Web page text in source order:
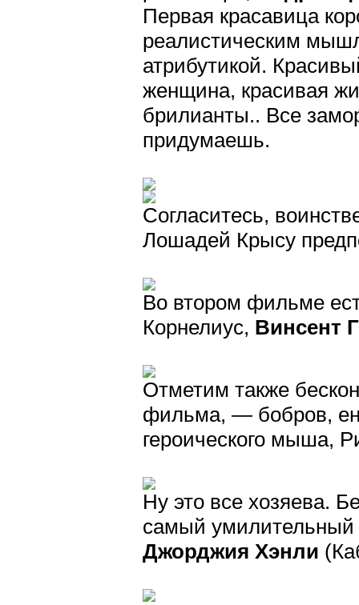
Первая красавица
реалистическим
атрибутикой.
женщина, красивая
брилианты.. Все
придумаешь.
Согласитесь,
Лошадей Крысу
Во втором фильме
Корнелиус, Винсент
Отметим также
фильма, — бобров,
героического мыша,
Ну это все хозяева.
самый умилительный
Джорджия Хэнли